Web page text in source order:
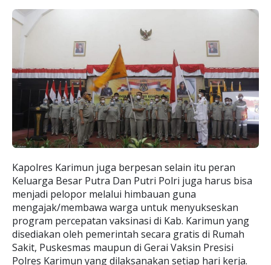
Kapolres Karimun juga berpesan selain itu peran
Keluarga Besar Putra Dan Putri Polri juga harus bisa
menjadi pelopor melalui himbauan guna
mengajak/membawa warga untuk menyukseskan
program percepatan vaksinasi di Kab. Karimun yang
disediakan oleh pemerintah secara gratis di Rumah
Sakit, Puskesmas maupun di Gerai Vaksin Presisi
Polres Karimun yang dilaksanakan setiap hari kerja.